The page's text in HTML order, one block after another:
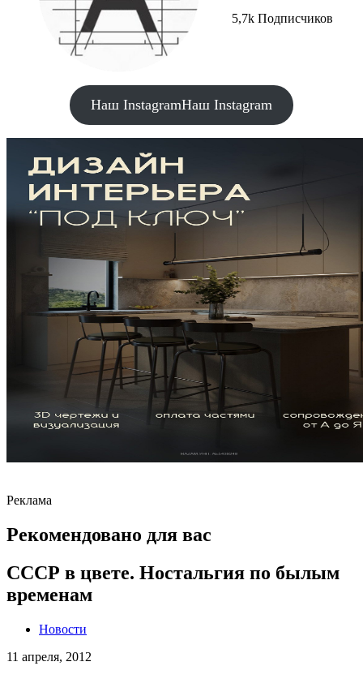
5,7k Подписчиков
Наш InstagramНаш Instagram
Реклама
Рекомендовано для вас
СССР в цвете. Ностальгия по былым
временам
Новости
11 апреля, 2012